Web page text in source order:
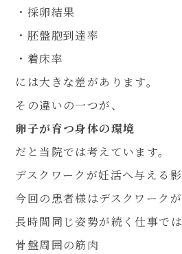
・採卵結果
・胚盤胞到達率
・着床率
には大きな差があります。
その違いの一つが、
卵子が育つ身体の環境
だと当院では考えています。
デスクワークが妊活へ与える
今回の患者様はデスクワークが
長時間同じ姿勢が続く仕事では
骨盤周囲の筋肉